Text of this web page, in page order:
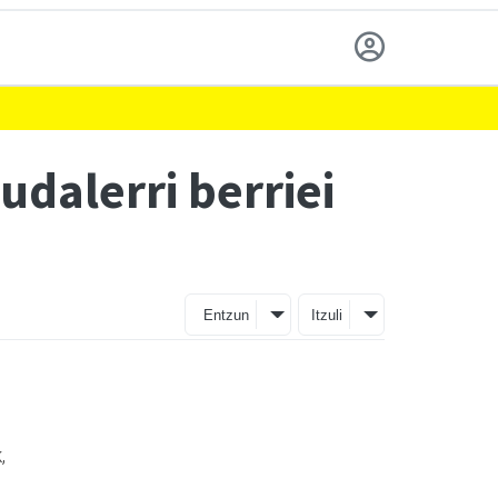
berriei
Entzun Itzuli